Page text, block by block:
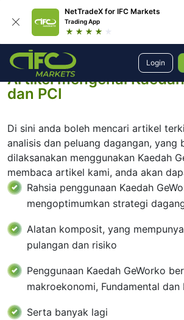
NetTradeX for IFC Markets
Trading App
Login
Dagangan Artikel mengaplikasikan PCI
Artikel mengenai
dan PCI
Di sini anda boleh mencari artikel
analisis dan peluang dagangan, yang
dilaksanakan menggunakan Kaedah
membaca artikel kami, anda akan
Rahsia penggunaan Kaedah
mengoptimumkan strategi
Alatan komposit, yang
pulangan dan risiko
Penggunaan Kaedah GeWorko
makroekonomi, Fundamental
Serta banyak lagi